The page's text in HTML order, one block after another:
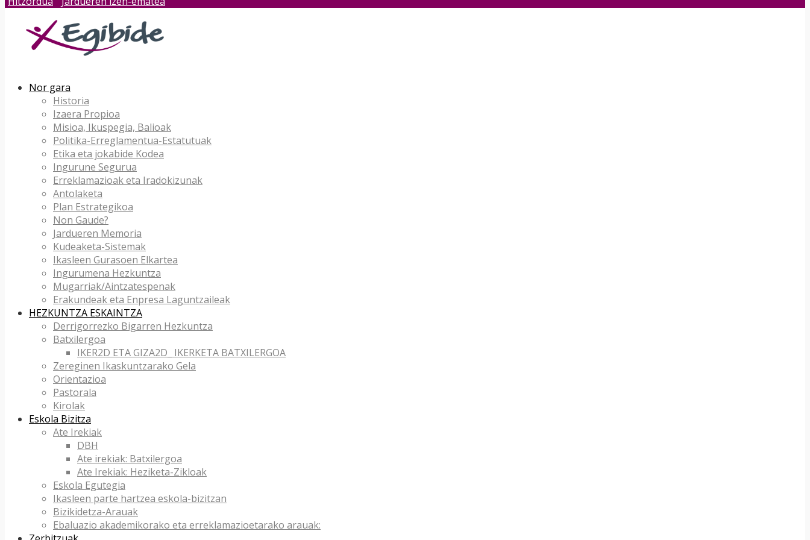
Nor gara
Historia
Izaera Propioa
Misioa, Ikuspegia, Balioak
Politika-Erreglamentua-Estatutuak
Etika eta jokabide Kodea
Ingurune Segurua
Erreklamazioak eta Iradokizunak
Antolaketa
Plan Estrategikoa
Non Gaude?
Jardueren Memoria
Kudeaketa-Sistemak
Ikasleen Gurasoen Elkartea
Ingurumena Hezkuntza
Mugarriak/Aintzatespenak
Erakundeak eta Enpresa Laguntzaileak
HEZKUNTZA ESKAINTZA
Derrigorrezko Bigarren Hezkuntza
Batxilergoa
IKER2D ETA GIZA2D_ IKERKETA BATXILERGOA
Zereginen Ikaskuntzarako Gela
Orientazioa
Pastorala
Kirolak
Eskola Bizitza
Ate Irekiak
DBH
Ate irekiak: Batxilergoa
Ate Irekiak: Heziketa-Zikloak
Eskola Egutegia
Ikasleen parte hartzea eskola-bizitzan
Bizikidetza-Arauak
Ebaluazio akademikorako eta erreklamazioetarako arauak: